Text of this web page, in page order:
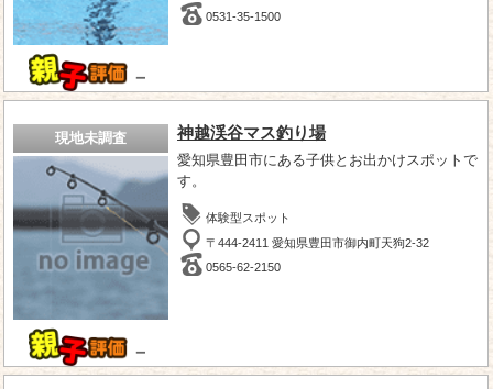
－
0531-35-1500
現地未調査
－
神越渓谷マス釣り場
愛知県豊田市にある子供とお出かけスポットで
す。
体験型スポット
〒444-2411 愛知県豊田市御内町天狗2-32
0565-62-2150